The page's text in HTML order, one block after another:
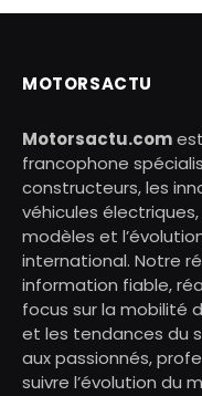
MOTORSACTU
Motorsactu.com
francophone
constructeurs, les
véhicules
modèles et
international. Notre
information fiable,
focus sur la mobilité
et les tendances du
aux passionnés,
suivre l’évolution du